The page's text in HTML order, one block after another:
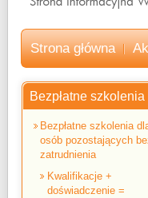
Strona główna
Bezpłatne szkolenia
Bezpłatne szkolenia
osób pozostających
zatrudnienia
Kwalifikacje +
doświadczenie =